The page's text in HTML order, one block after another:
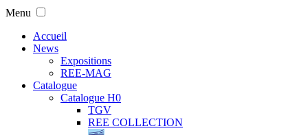
Menu
Accueil
News
Expositions
REE-MAG
Catalogue
Catalogue H0
TGV
REE COLLECTION